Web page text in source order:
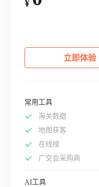
¥
立即体验
常用工具
海关数据
地图获客
在线搜
广交会采购商
AI工具